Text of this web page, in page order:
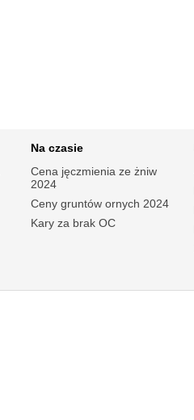
Na czasie
Cena jęczmienia ze żniw
2024
Ceny gruntów ornych 2024
Kary za brak OC